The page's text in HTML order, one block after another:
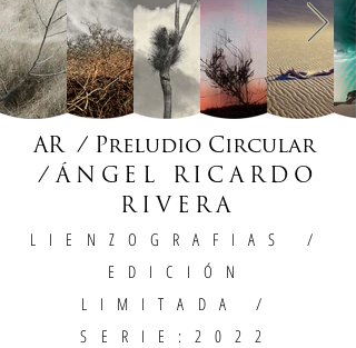
AR / Preludio Circular
/ÁNGEL RICARDO
RIVERA
LIENZOGRAFIAS
/
EDICIÓN
LIMITADA /
SERIE:2022